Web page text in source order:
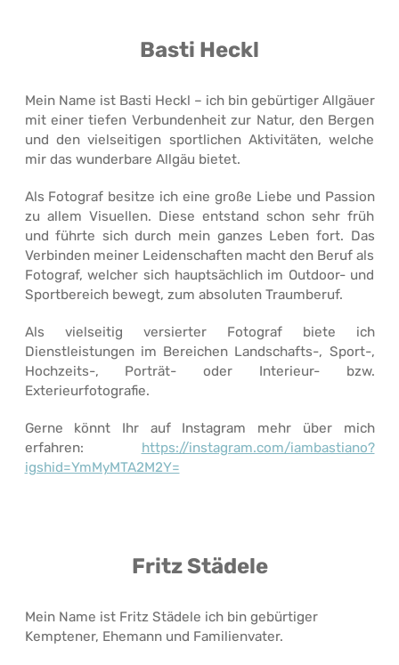
Basti Heckl
Mein Name ist Basti Heckl – ich bin gebürtiger Allgäuer
mit einer tiefen Verbundenheit zur Natur, den Bergen
und den vielseitigen sportlichen Aktivitäten, welche
mir das wunderbare Allgäu bietet.
Als Fotograf besitze ich eine große Liebe und Passion
zu allem Visuellen. Diese entstand schon sehr früh
und führte sich durch mein ganzes Leben fort. Das
Verbinden meiner Leidenschaften macht den Beruf als
Fotograf, welcher sich hauptsächlich im Outdoor- und
Sportbereich bewegt, zum absoluten Traumberuf.
Als vielseitig versierter Fotograf biete ich
Dienstleistungen im Bereichen Landschafts-, Sport-,
Hochzeits-, Porträt- oder Interieur- bzw.
Exterieurfotografie.
Gerne könnt Ihr auf Instagram mehr über mich
erfahren: https://instagram.com/iambastiano?
igshid=YmMyMTA2M2Y=
Fritz Städele
Mein Name ist Fritz Städele ich bin gebürtiger
Kemptener, Ehemann und Familienvater.